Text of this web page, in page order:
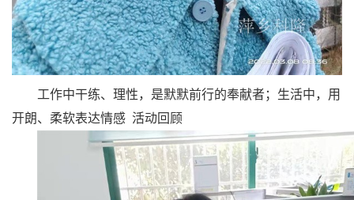
工作中干练、理性，是默默前行的奉献者；生活中，用
开朗、柔软表达情感 活动回顾